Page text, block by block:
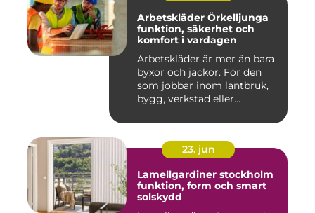
Arbetskläder Örkelljunga
funktion, säkerhet och
komfort i vardagen
Arbetskläder är mer än bara
byxor och jackor. För den
som jobbar inom lantbruk,
bygg, verkstad eller...
23. jun
Lamellgardiner stockholm
funktion, form och smart
solskydd